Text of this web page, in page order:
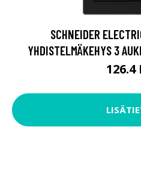
SCHNEIDER
YHDISTELMÄKEHYS 3
126.4